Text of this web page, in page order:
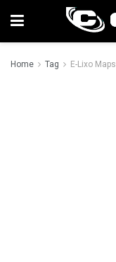
Home Tag E-Lixo Maps